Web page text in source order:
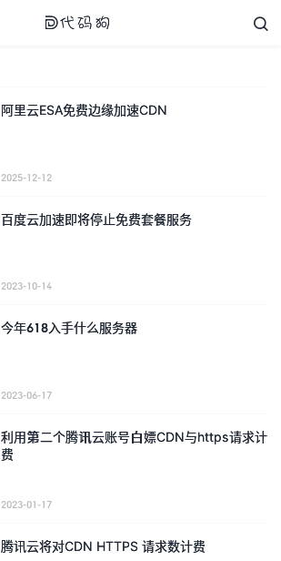
 
阿里云ESA免费边缘加速CDN
2025-12-12
百度云加速即将停止免费套餐服务
2023-10-14
今年618入手什么服务器
2023-06-17
利用第二个腾讯云账号白嫖CDN与https请求计
费
2023-01-17
腾讯云将对CDN HTTPS 请求数计费